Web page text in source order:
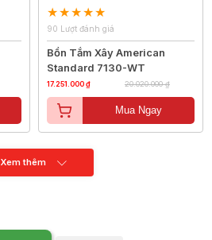
90 Lượt đánh giá
Bồn Tắm Xây American
Standard 7130-WT
17.251.000 ₫ 20.020.000 ₫
Mua Ngay
Xem thêm